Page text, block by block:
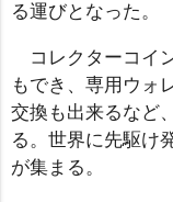
る運びとなった。
コレクターコイ
もでき、専用ウォ
交換も出来るなど
る。世界に先駆け
が集まる。